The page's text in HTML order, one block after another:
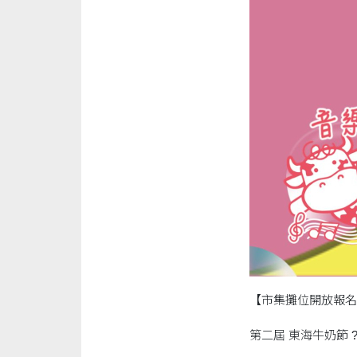
【市集攤位開放報
第二屆 東海牛奶節 ?